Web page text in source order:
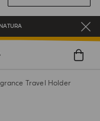
ÜBER 180€
Travel Holder